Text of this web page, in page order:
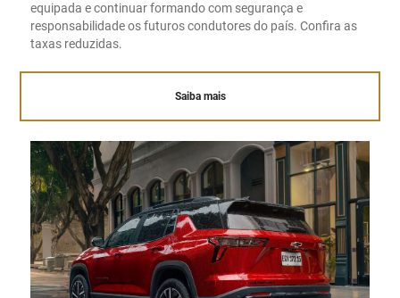
equipada e continuar formando com segurança e
responsabilidade os futuros condutores do país. Confira as
taxas reduzidas.
Saiba mais